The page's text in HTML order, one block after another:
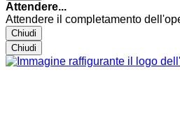
Attendere...
Attendere il completamento
Chiudi
Chiudi